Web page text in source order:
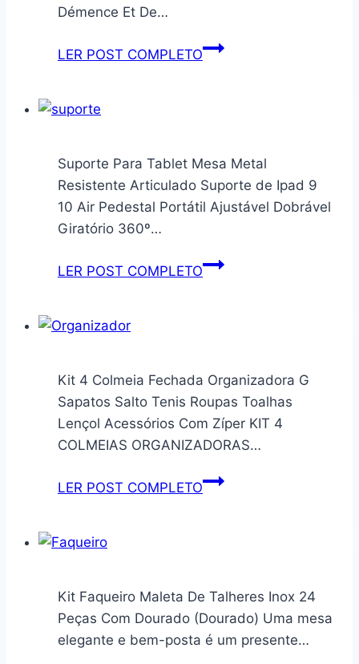
Démence Et De…
LER POST COMPLETOLivre
Les
Amigurumi
Animaux
Pour
Livre
De
Démence
Et
De
Maladie
Âgées
|
Stimulation
Mentale
Suporte Para Tablet Mesa Metal
Resistente Articulado Suporte de Ipad 9
10 Air Pedestal Portátil Ajustável Dobrável
Giratório 360º…
LER POST COMPLETOSuporte
Resistente
Articulado
Suporte
de
9
Ajustável
Dobrável
Giratório
Kit 4 Colmeia Fechada Organizadora G
Sapatos Salto Tenis Roupas Toalhas
Lençol Acessórios Com Zíper KIT 4
COLMEIAS ORGANIZADORAS…
LER POST COMPLETOKit
G
Sapatos
Salto
Kit Faqueiro Maleta De Talheres Inox 24
Peças Com Dourado (Dourado) Uma mesa
elegante e bem-posta é um presente…